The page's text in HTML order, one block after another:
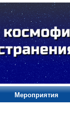
Мероприятия